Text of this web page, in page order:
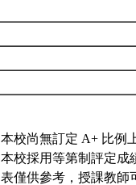
本校尚無訂定 A+ 比例
本校採用等第制評定成
表僅供參考，授課教師